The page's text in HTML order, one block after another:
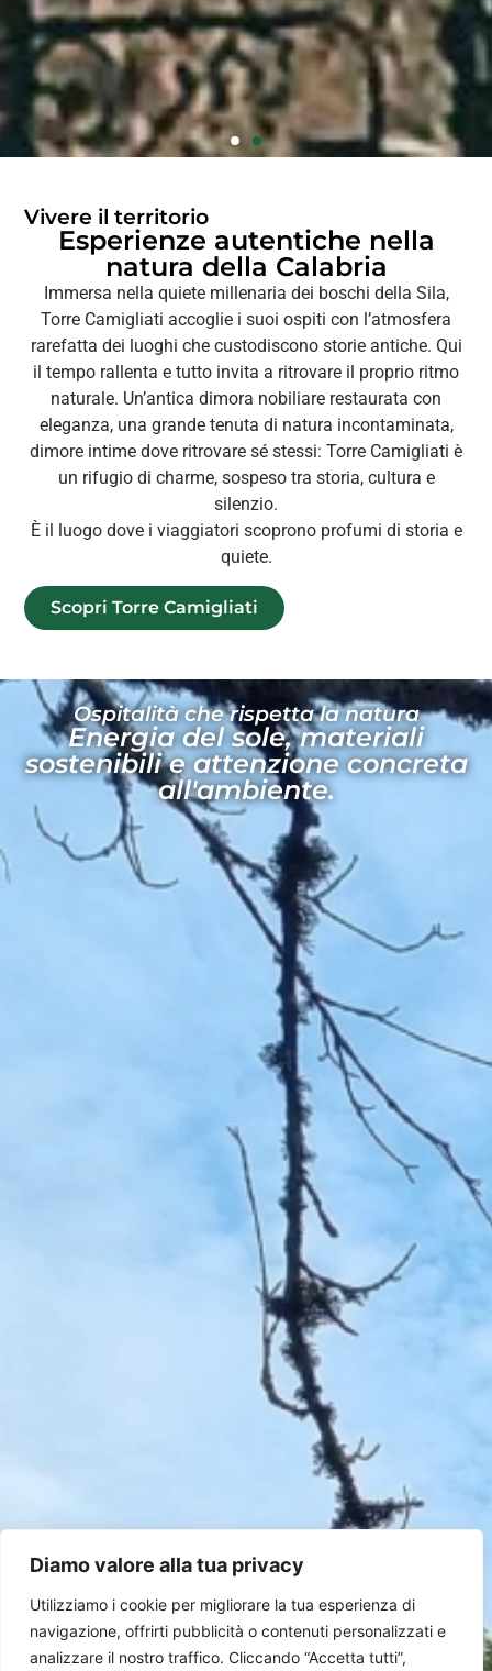
Diamo valore alla tua privacy
Utilizziamo i cookie per migliorare la tua esperienza di
navigazione, offrirti pubblicità o contenuti personalizzati e
analizzare il nostro traffico. Cliccando “Accetta tutti”,
Vivere il territorio
Esperienze autentiche nella
natura della Calabria
Immersa nella quiete millenaria dei boschi della Sila,
Torre Camigliati accoglie i suoi ospiti con l’atmosfera
rarefatta dei luoghi che custodiscono storie antiche. Qui
il tempo rallenta e tutto invita a ritrovare il proprio ritmo
naturale. Un’antica dimora nobiliare restaurata con
eleganza, una grande tenuta di natura incontaminata,
dimore intime dove ritrovare sé stessi: Torre Camigliati è
un rifugio di charme, sospeso tra storia, cultura e
silenzio.
È il luogo dove i viaggiatori scoprono profumi di storia e
quiete.
Scopri Torre Camigliati
Ospitalità che rispetta la natura
Energia del sole, materiali
sostenibili e attenzione concreta
all'ambiente.